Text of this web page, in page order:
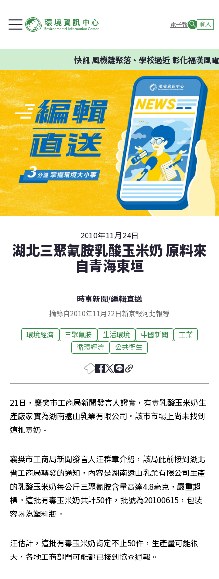
電子報 登入
快訊風機離聚落、學校過近 彰化福漢風電
2010年11月24日
湖北三聚氰胺乳酸玉米奶 原料來
自青海東垣
時事新聞/編輯直送
摘錄自2010年11月22日新京報河北報導
環境經濟 三聚氰胺 生活環境 中國新聞
工業
循環經濟
公共衛生
21日，襄樊市工商局新聞發言人證實，有毒乳酸玉米奶生
產廠家實為湖南遠山乳業有限公司。該市市場上尚未找到
這批毒奶。
襄樊市工商局新聞發言人汪群章介紹，該局此前接到湖北
省工商局轉發的通知，內容是湖南遠山乳業有限公司生產
的乳酸玉米奶每公斤三聚氰胺含量高達4.8毫克，嚴重超
標。這批有毒玉米奶共計50件，批號為20100615，包裝
容器為塑料瓶。
汪估計，這批有毒玉米奶肯定不止50件，生產量可能很
大，各地工商部門可能都已接到協查通報。